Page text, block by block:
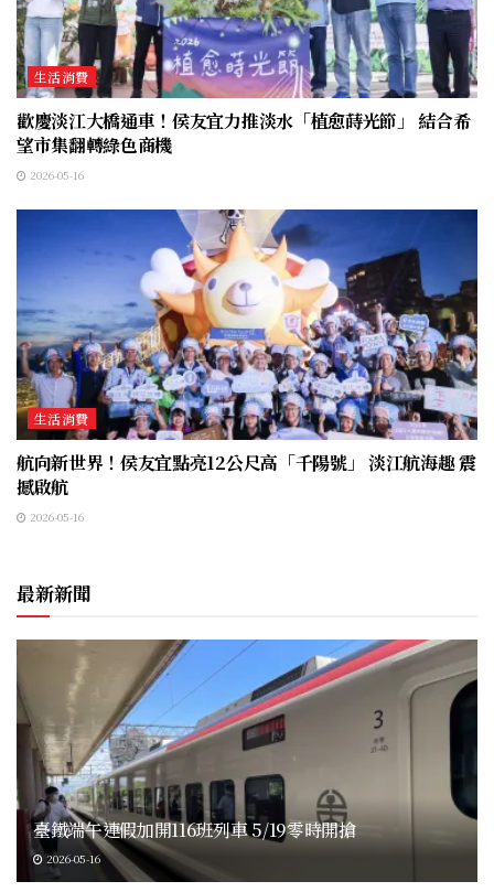
生活消費
歡慶淡江大橋通車！侯友宜力推淡水「植愈蒔光節」 結合希
望市集翻轉綠色商機
2026-05-16
生活消費
航向新世界！侯友宜點亮12公尺高「千陽號」 淡江航海趣 震
撼啟航
2026-05-16
最新新聞
臺鐵端午連假加開116班列車 5/19零時開搶
2026-05-16